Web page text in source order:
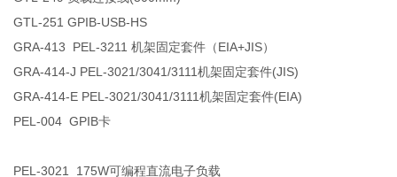
GTL-251 GPIB-USB-HS
GRA-413 PEL-3211 机架固定套件（EIA+JIS）
GRA-414-J PEL-3021/3041/3111机架固定套件(JIS)
GRA-414-E PEL-3021/3041/3111机架固定套件(EIA)
PEL-004 GPIB卡
PEL-3021 175W可编程直流电子负载